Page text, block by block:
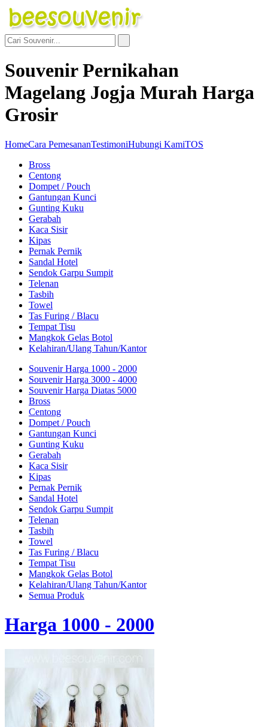
Souvenir Pernikahan
Magelang Jogja Murah Harga
Grosir
HomeCara PemesananTestimoniHubungi KamiTOS
Bross
Centong
Dompet / Pouch
Gantungan Kunci
Gunting Kuku
Gerabah
Kaca Sisir
Kipas
Pernak Pernik
Sandal Hotel
Sendok Garpu Sumpit
Telenan
Tasbih
Towel
Tas Furing / Blacu
Tempat Tisu
Mangkok Gelas Botol
Kelahiran/Ulang Tahun/Kantor
Souvenir Harga 1000 - 2000
Souvenir Harga 3000 - 4000
Souvenir Harga Diatas 5000
Bross
Centong
Dompet / Pouch
Gantungan Kunci
Gunting Kuku
Gerabah
Kaca Sisir
Kipas
Pernak Pernik
Sandal Hotel
Sendok Garpu Sumpit
Telenan
Tasbih
Towel
Tas Furing / Blacu
Tempat Tisu
Mangkok Gelas Botol
Kelahiran/Ulang Tahun/Kantor
Semua Produk
Harga 1000 - 2000